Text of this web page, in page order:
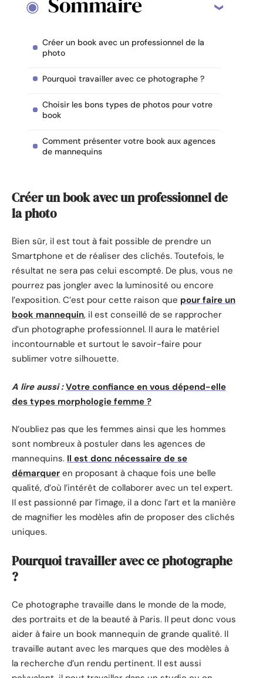
Créer un book avec un professionnel de la
photo
Pourquoi travailler avec ce photographe ?
Choisir les bons types de photos pour votre
book
Comment présenter votre book aux agences
de mannequins
Créer un book avec un professionnel de
la photo
Bien sûr, il est tout à fait possible de prendre un
Smartphone et de réaliser des clichés. Toutefois, le
résultat ne sera pas celui escompté. De plus, vous ne
pourrez pas jongler avec la luminosité ou encore
l’exposition. C’est pour cette raison que pour faire un
book mannequin, il est conseillé de se rapprocher
d’un photographe professionnel. Il aura le matériel
incontournable et surtout le savoir-faire pour
sublimer votre silhouette.
A lire aussi : Votre confiance en vous dépend-elle
des types morphologie femme ?
N’oubliez pas que les femmes ainsi que les hommes
sont nombreux à postuler dans les agences de
mannequins. Il est donc nécessaire de se
démarquer en proposant à chaque fois une belle
qualité, d’où l’intérêt de collaborer avec un tel expert.
Il est passionné par l’image, il a donc l’art et la manière
de magnifier les modèles afin de proposer des clichés
uniques.
Pourquoi travailler avec ce photographe
?
Ce photographe travaille dans le monde de la mode,
des portraits et de la beauté à Paris. Il peut donc vous
aider à faire un book mannequin de grande qualité. Il
travaille autant avec les marques que des modèles à
la recherche d’un rendu pertinent. Il est aussi